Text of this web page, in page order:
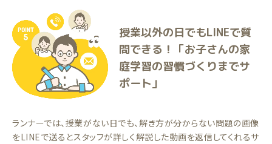
授業以外の日でもLINEで質
問できる！「お子さんの家
庭学習の習慣づくりまでサ
ポート」
ランナーでは、授業がない日でも、解き方が分からない問題の画像
をLINEで送るとスタッフが詳しく解説した動画を返信してくれるサ